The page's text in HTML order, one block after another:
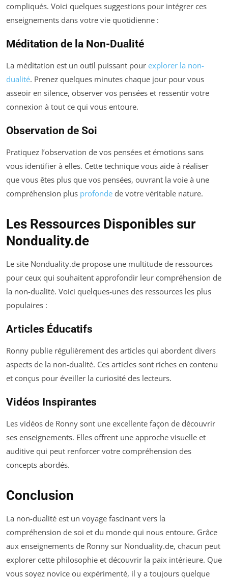
compliqués. Voici quelques suggestions pour intégrer ces
enseignements dans votre vie quotidienne :
Méditation de la Non-Dualité
La méditation est un outil puissant pour explorer la non-
dualité. Prenez quelques minutes chaque jour pour vous
asseoir en silence, observer vos pensées et ressentir votre
connexion à tout ce qui vous entoure.
Observation de Soi
Pratiquez l’observation de vos pensées et émotions sans
vous identifier à elles. Cette technique vous aide à réaliser
que vous êtes plus que vos pensées, ouvrant la voie à une
compréhension plus profonde de votre véritable nature.
Les Ressources Disponibles sur
Nonduality.de
Le site Nonduality.de propose une multitude de ressources
pour ceux qui souhaitent approfondir leur compréhension de
la non-dualité. Voici quelques-unes des ressources les plus
populaires :
Articles Éducatifs
Ronny publie régulièrement des articles qui abordent divers
aspects de la non-dualité. Ces articles sont riches en contenu
et conçus pour éveiller la curiosité des lecteurs.
Vidéos Inspirantes
Les vidéos de Ronny sont une excellente façon de découvrir
ses enseignements. Elles offrent une approche visuelle et
auditive qui peut renforcer votre compréhension des
concepts abordés.
Conclusion
La non-dualité est un voyage fascinant vers la
compréhension de soi et du monde qui nous entoure. Grâce
aux enseignements de Ronny sur Nonduality.de, chacun peut
explorer cette philosophie et découvrir la paix intérieure. Que
vous soyez novice ou expérimenté, il y a toujours quelque